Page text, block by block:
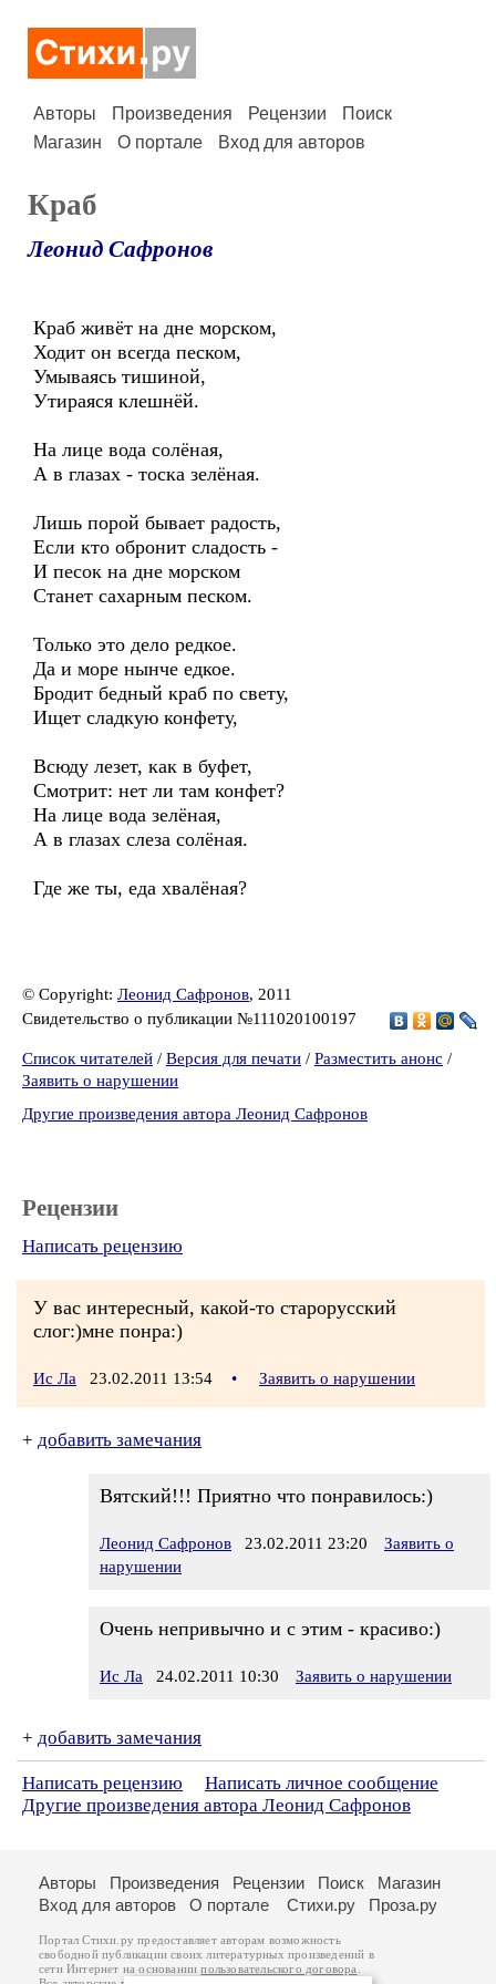
Авторы Произведения Рецензии
Поиск
Магазин
О портале Вход для авторов
Краб
Леонид Сафронов
Краб живёт на дне морском,
Ходит он всегда песком,
Умываясь тишиной,
Утираяся клешнёй.
На лице вода солёная,
А в глазах - тоска зелёная.
Лишь порой бывает радость,
Если кто обронит сладость -
И песок на дне морском
Станет сахарным песком.
Только это дело редкое.
Да и море нынче едкое.
Бродит бедный краб по свету,
Ищет сладкую конфету,
Всюду лезет, как в буфет,
Смотрит: нет ли там конфет?
На лице вода зелёная,
А в глазах слеза солёная.
Где же ты, еда хвалёная?
© Copyright: Леонид Сафронов, 2011
Свидетельство о публикации №111020100197
Список читателей / Версия для печати / Разместить анонс /
Заявить о нарушении
Другие произведения автора Леонид Сафронов
Рецензии
Написать рецензию
У вас интересный, какой-то старорусский
слог:)мне понра:)
Ис Ла 23.02.2011 13:54 • Заявить о нарушении
+ добавить замечания
Вятский!!! Приятно что понравилось:)
Леонид Сафронов 23.02.2011 23:20
Заявить о
нарушении
Очень непривычно и с этим - красиво:)
Ис Ла 24.02.2011 10:30 Заявить о нарушении
+ добавить замечания
Написать рецензию
Написать личное сообщение
Другие произведения автора Леонид Сафронов
Авторы Произведения Рецензии Поиск
Магазин
Вход для авторов
О портале Стихи.ру Проза.ру
Портал Стихи.ру предоставляет авторам возможность
свободной публикации своих литературных произведений в
сети Интернет на основаниипользовательского договора